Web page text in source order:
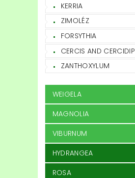
KERRIA
ZIMOLÉZ
FORSYTHIA
CERCIS AND
ZANTHOXYLUM
WEIGELA
MAGNOLIA
VIBURNUM
HYDRANGEA
ROSA